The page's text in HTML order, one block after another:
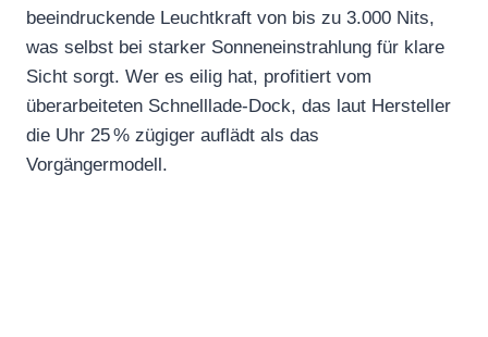
beeindruckende Leuchtkraft von bis zu 3.000 Nits,
was selbst bei starker Sonneneinstrahlung für klare
Sicht sorgt. Wer es eilig hat, profitiert vom
überarbeiteten Schnelllade-Dock, das laut Hersteller
die Uhr 25 % zügiger auflädt als das
Vorgängermodell.